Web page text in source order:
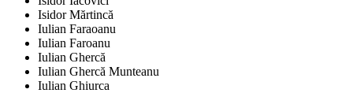
Isidor Mărtincă
Iulian Faraoanu
Iulian Faroanu
Iulian Ghercă
Iulian Ghercă Munteanu
Iulian Ghiurca